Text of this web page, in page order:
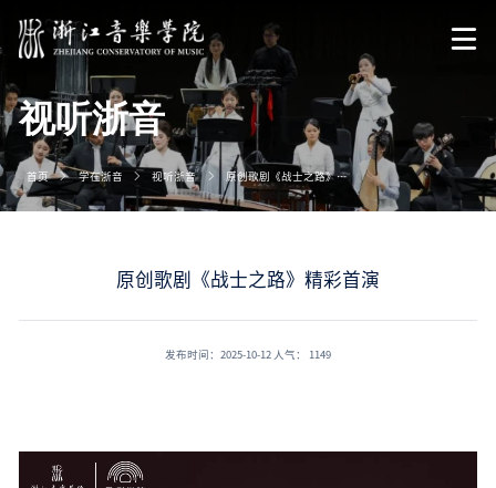
首页 学在浙音 视听浙音 原创歌剧《战士之路》精彩首演
视听浙音
原创歌剧《战士之路》精彩首演
发布时间：2025-10-12 人气： 1149